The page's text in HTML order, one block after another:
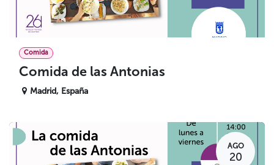
Comida
Comida de las Antonias
Madrid, España
AGO
20